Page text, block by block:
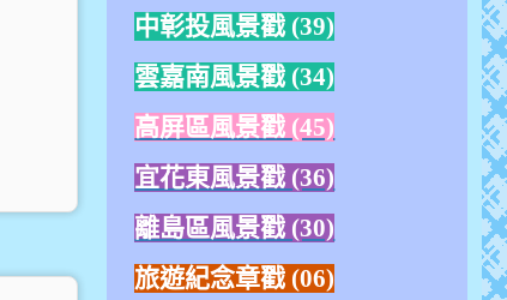
中彰投風景戳 (39)
雲嘉南風景戳 (34)
高屏區風景戳 (45)
宜花東風景戳 (36)
離島區風景戳 (30)
旅遊紀念章戳 (06)